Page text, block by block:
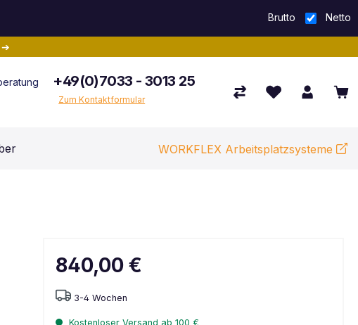
Brutto Netto
➔
+49(0)7033 - 3013 25
Zum Kontaktformular
WORKFLEX Arbeitsplatzsysteme
840,00 €
3-4 Wochen
Kostenloser Versand ab 100 €